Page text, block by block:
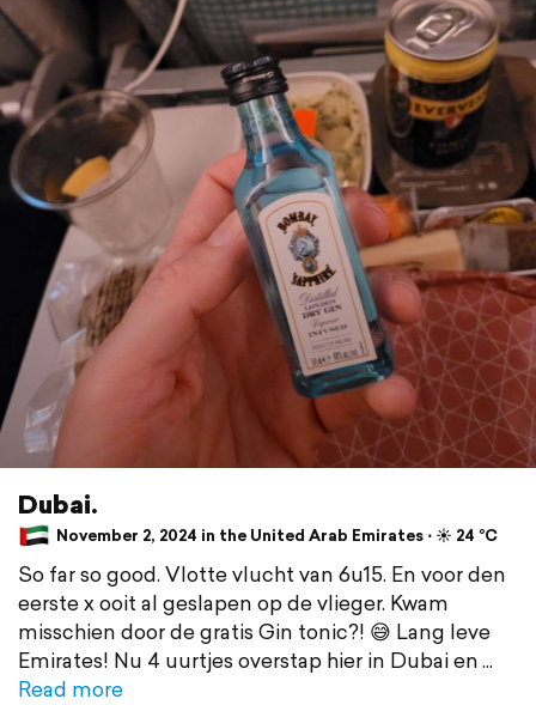
Dubai.
November 2, 2024 in the United Arab Emirates ⋅ ☀️ 24 °C
So far so good. Vlotte vlucht van 6u15. En voor den
eerste x ooit al geslapen op de vlieger. Kwam
misschien door de gratis Gin tonic?! 😅 Lang leve
Emirates! Nu 4 uurtjes overstap hier in Dubai en
Read more